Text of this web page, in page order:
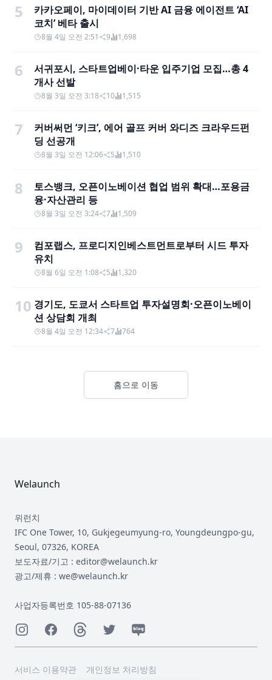
5
카카오페이, 마이데이터 기반 AI 금융 에이전트 ‘AI
코치’ 베타 출시
8월 4일 오전 2:51 9 1,698
6
서귀포시, 스타트업베이·타운 입주기업 모집…총 4
개사 선발
8월 3일 오전 3:18 10 1,515
7
커버써먼 ‘키크’, 에어 골프 커버 와디즈 크라우드펀
딩 선공개
8월 3일 오전 12:06 5 1,510
8
토스뱅크, 오픈이노베이션 협업 범위 확대…포용금
융·자산관리 등
8월 3일 오전 3:24 7 1,509
9
컴포랩스, 프로디지인베스트먼트로부터 시드 투자
유치
8월 6일 오전 1:08 5 1,320
10 경기도, 도쿄서 스타트업 투자설명회·오픈이노베이
션 상담회 개최
8월 4일 오전 12:34 7 764
홈으로 이동
Welaunch
위런치
IFC One Tower, 10, Gukjegeumyung-ro, Youngdeungpo-gu,
Seoul, 07326, KOREA
보도자료/기고 : editor@welaunch.kr
광고/제휴 : we@welaunch.kr
사업자등록번호 105-88-07136
InstagramFacebookThreadsTwitterNaver
서비스 이용약관 개인정보 처리방침